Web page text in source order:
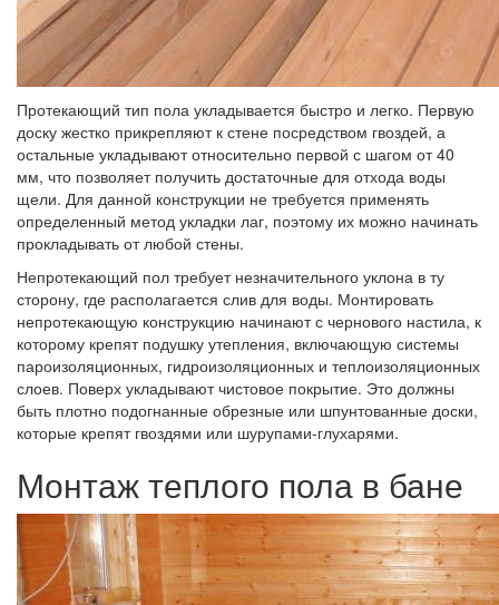
Протекающий тип пола укладывается быстро и легко. Первую
доску жестко прикрепляют к стене посредством гвоздей, а
остальные укладывают относительно первой с шагом от 40
мм, что позволяет получить достаточные для отхода воды
щели. Для данной конструкции не требуется применять
определенный метод укладки лаг, поэтому их можно начинать
прокладывать от любой стены.
Непротекающий пол требует незначительного уклона в ту
сторону, где располагается слив для воды. Монтировать
непротекающую конструкцию начинают с чернового настила, к
которому крепят подушку утепления, включающую системы
пароизоляционных, гидроизоляционных и теплоизоляционных
слоев. Поверх укладывают чистовое покрытие. Это должны
быть плотно подогнанные обрезные или шпунтованные доски,
которые крепят гвоздями или шурупами-глухарями.
Монтаж теплого пола в бане